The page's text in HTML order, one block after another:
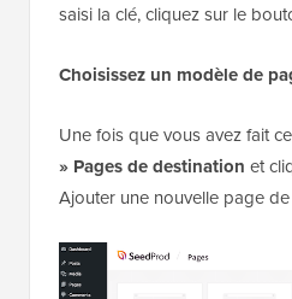
saisi la clé, cliquez sur le
Choisissez un modèle de
Une fois que vous avez fait
» Pages de destination et
Ajouter une nouvelle page